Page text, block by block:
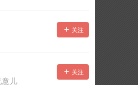
关注
意儿
关注